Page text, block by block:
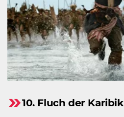
10. Fluch der